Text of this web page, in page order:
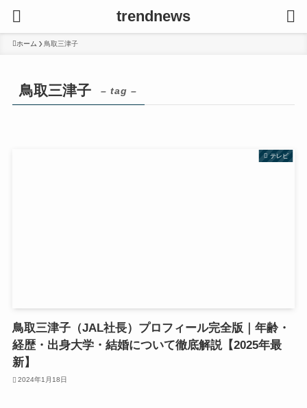
trendnews
ホーム 鳥取三津子
鳥取三津子 – tag –
テレビ
鳥取三津子（JAL社長）プロフィール完全版｜年齢・
経歴・出身大学・結婚について徹底解説【2025年最
新】
2024年1月18日